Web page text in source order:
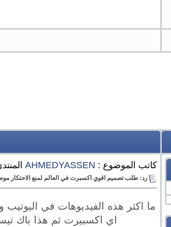
كاتب الموضوع : AHMEDYASSEN
رد: طلب تصميم اقوي اكسبرت في العالم لمنع الاحتكار
ما اكثر هذه الفيديوهات في اليوتيب
اي اكسبيرت ثم هذا باك